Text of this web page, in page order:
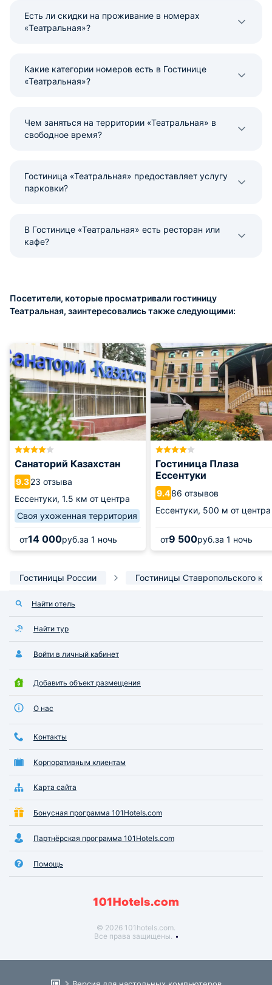
Есть ли скидки на проживание в номерах
«Театральная»?
Какие категории номеров есть в Гостинице
«Театральная»?
Чем заняться на территории «Театральная» в
свободное время?
Гостиница «Театральная» предоставляет услугу
парковки?
В Гостинице «Театральная» есть ресторан или
кафе?
Посетители, которые просматривали гостиницу
Театральная, заинтересовались также следующими:
Санаторий Казахстан
9.323 отзыва
Ессентуки, 1.5 км от центра
Своя ухоженная территория
от14 000руб.за 1 ночь
Гостиница Плаза
Ессентуки
9.486 отзывов
Ессентуки, 500 м от центра
от9 500руб.за 1 ночь
Гостиницы России Гостиницы Ставропольского
Найти отель
Найти тур
Войти в личный кабинет
Добавить объект размещения
О нас
Контакты
Корпоративным клиентам
Карта сайта
Бонусная программа 101Hotels.com
Партнёрская программа 101Hotels.com
Помощь
© 2026 101hotels.com.
Все права защищены.